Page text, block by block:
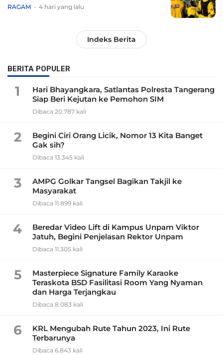
RAGAM 4 hari yang lalu
Indeks Berita
BERITA POPULER
1
Hari Bhayangkara, Satlantas Polresta Tangerang
Siap Beri Kejutan ke Pemohon SIM
Dibaca 20.787 kali
2
Begini Ciri Orang Licik, Nomor 13 Kita Banget
Gak sih?
Dibaca 13.345 kali
3
AMPG Golkar Tangsel Bagikan Takjil ke
Masyarakat
Dibaca 11.899 kali
4
Beredar Video Lift di Kampus Unpam Viktor
Jatuh, Begini Penjelasan Rektor Unpam
Dibaca 11.305 kali
5
Masterpiece Signature Family Karaoke
Teraskota BSD Fasilitasi Room Yang Nyaman
dan Harga Terjangkau
Dibaca 8.083 kali
6
KRL Mengubah Rute Tahun 2023, Ini Rute
Terbarunya
Dibaca 6.843 kali